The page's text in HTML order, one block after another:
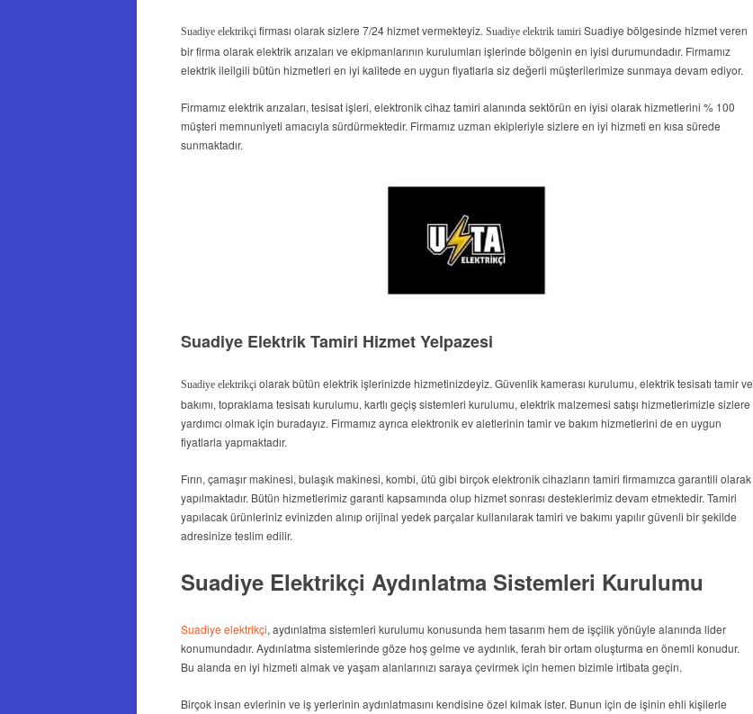
Suadiye elektrikçifirması olarak sizlere 7/24 hizmet vermekteyiz. Suadiye elektrik tamiri Suadiye bölgesinde hizmet veren
bir firma olarak elektrik arızaları ve ekipmanlarının kurulumları işlerinde bölgenin en iyisi durumundadır. Firmamız
elektrik ileilgili bütün hizmetleri en iyi kalitede en uygun fiyatlarla siz değerli müşterilerimize sunmaya devam ediyor.
Firmamız elektrik arızaları, tesisat işleri, elektronik cihaz tamiri alanında sektörün en iyisi olarak hizmetlerini % 100
müşteri memnuniyeti amacıyla sürdürmektedir. Firmamız uzman ekipleriyle sizlere en iyi hizmeti en kısa sürede
sunmaktadır.
Suadiye Elektrik Tamiri Hizmet Yelpazesi
Suadiye elektrikçiolarak bütün elektrik işlerinizde hizmetinizdeyiz. Güvenlik kamerası kurulumu, elektrik tesisatı tamir ve
bakımı, topraklama tesisatı kurulumu, kartlı geçiş sistemleri kurulumu, elektrik malzemesi satışı hizmetlerimizle sizlere
yardımcı olmak için buradayız. Firmamız ayrıca elektronik ev aletlerinin tamir ve bakım hizmetlerini de en uygun
fiyatlarla yapmaktadır.
Fırın, çamaşır makinesi, bulaşık makinesi, kombi, ütü gibi birçok elektronik cihazların tamiri firmamızca garantili olarak
yapılmaktadır. Bütün hizmetlerimiz garanti kapsamında olup hizmet sonrası desteklerimiz devam etmektedir. Tamiri
yapılacak ürünleriniz evinizden alınıp orijinal yedek parçalar kullanılarak tamiri ve bakımı yapılır güvenli bir şekilde
adresinize teslim edilir.
Suadiye Elektrikçi Aydınlatma Sistemleri Kurulumu
Suadiye elektrikçi,aydınlatma sistemleri kurulumu konusunda hem tasarım hem de işçilik yönüyle alanında lider
konumundadır. Aydınlatma sistemlerinde göze hoş gelme ve aydınlık, ferah bir ortam oluşturma en önemli konudur.
Bu alanda en iyi hizmeti almak ve yaşam alanlarınızı saraya çevirmek için hemen bizimle irtibata geçin.
Birçok insan evlerinin ve iş yerlerinin aydınlatmasını kendisine özel kılmak ister. Bunun için de işinin ehli kişilerle